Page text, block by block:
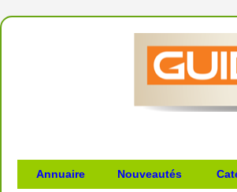
Annuaire Nouveautés